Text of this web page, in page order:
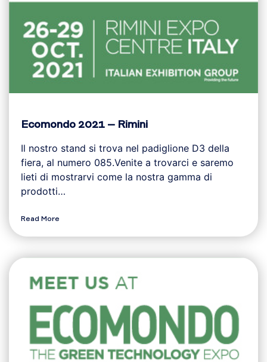
Ecomondo 2021 – Rimini
Il nostro stand si trova nel padiglione D3 della
fiera, al numero 085.Venite a trovarci e saremo
lieti di mostrarvi come la nostra gamma di
prodotti…
Read More